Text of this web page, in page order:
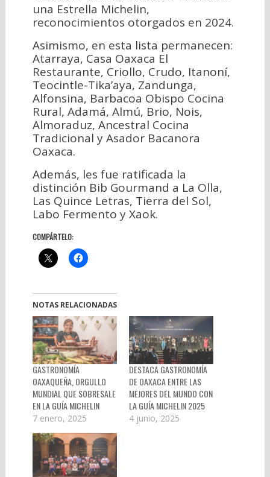
una Estrella Michelin,
reconocimientos otorgados en 2024.
Asimismo, en esta lista permanecen:
Atarraya, Casa Oaxaca El
Restaurante, Criollo, Crudo, Itanoní,
Teocintle-Tika’aya, Zandunga,
Alfonsina, Barbacoa Obispo Cocina
Rural, Adamá, Almú, Brio, Nois,
Almoraduz, Ancestral Cocina
Tradicional y Asador Bacanora
Oaxaca.
Además, les fue ratificada la
distinción Bib Gourmand a La Olla,
Las Quince Letras, Tierra del Sol,
Labo Fermento y Xaok.
COMPÁRTELO:
NOTAS RELACIONADAS
GASTRONOMÍA
OAXAQUEÑA, ORGULLO
MUNDIAL QUE SOBRESALE
EN LA GUÍA MICHELIN
7 enero, 2025
DESTACA GASTRONOMÍA
DE OAXACA ENTRE LAS
MEJORES DEL MUNDO CON
LA GUÍA MICHELIN 2025
4 junio, 2025